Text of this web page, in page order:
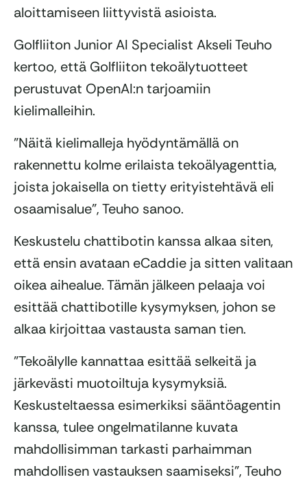
aloittamiseen liittyvistä asioista.
Golfliiton Junior AI Specialist Akseli Teuho
kertoo, että Golfliiton tekoälytuotteet
perustuvat OpenAI:n tarjoamiin
kielimalleihin.
”Näitä kielimalleja hyödyntämällä on
rakennettu kolme erilaista tekoälyagenttia,
joista jokaisella on tietty erityistehtävä eli
osaamisalue”, Teuho sanoo.
Keskustelu chattibotin kanssa alkaa siten,
että ensin avataan eCaddie ja sitten valitaan
oikea aihealue. Tämän jälkeen pelaaja voi
esittää chattibotille kysymyksen, johon se
alkaa kirjoittaa vastausta saman tien.
”Tekoälylle kannattaa esittää selkeitä ja
järkevästi muotoiltuja kysymyksiä.
Keskusteltaessa esimerkiksi sääntöagentin
kanssa, tulee ongelmatilanne kuvata
mahdollisimman tarkasti parhaimman
mahdollisen vastauksen saamiseksi”, Teuho